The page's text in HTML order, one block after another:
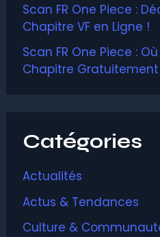
Scan FR One Piece :
Chapitre VF en Ligne !
Scan FR One Piece :
Chapitre Gratuitement
Catégories
Actualités
Actus & Tendances
Culture &